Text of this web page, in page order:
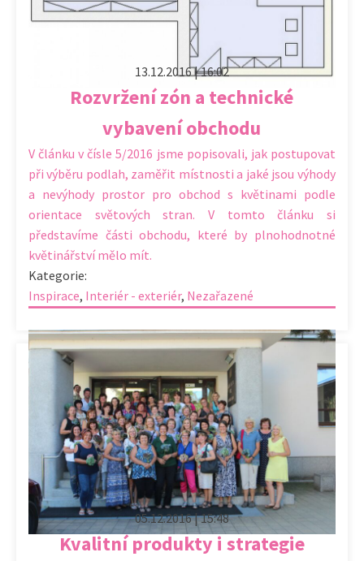
13.12.2016 | 16:02
Rozvržení zón a technické
vybavení obchodu
V článku v čísle 5/2016 jsme popisovali, jak postupovat
při výběru podlah, zaměřit místnosti a jaké jsou výhody
a nevýhody prostor pro obchod s květinami podle
orientace světových stran. V tomto článku si
představíme části obchodu, které by plnohodnotné
květinářství mělo mít.
Kategorie:
Inspirace, Interiér - exteriér, Nezařazené
05.12.2016 | 15:48
Kvalitní produkty i strategie